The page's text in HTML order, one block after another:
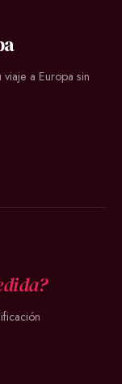
a Europa sin